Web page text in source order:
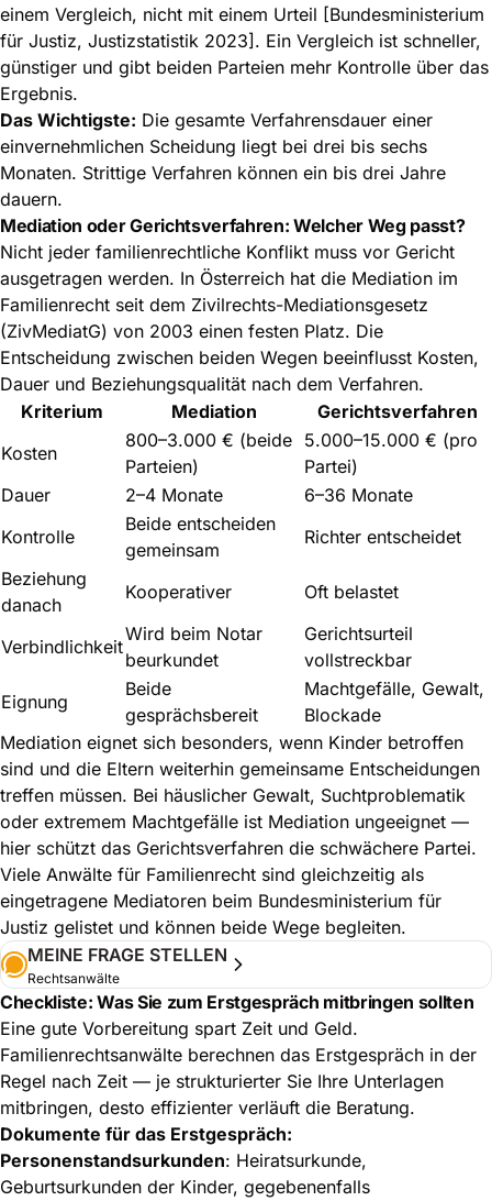
einem Vergleich, nicht mit einem Urteil [Bundesministerium
für Justiz, Justizstatistik 2023]. Ein Vergleich ist schneller,
günstiger und gibt beiden Parteien mehr Kontrolle über das
Ergebnis.
Das Wichtigste: Die gesamte Verfahrensdauer einer
einvernehmlichen Scheidung liegt bei drei bis sechs
Monaten. Strittige Verfahren können ein bis drei Jahre
dauern.
Mediation oder Gerichtsverfahren: Welcher Weg passt?
Nicht jeder familienrechtliche Konflikt muss vor Gericht
ausgetragen werden. In Österreich hat die Mediation im
Familienrecht seit dem Zivilrechts-Mediationsgesetz
(ZivMediatG) von 2003 einen festen Platz. Die
Entscheidung zwischen beiden Wegen beeinflusst Kosten,
Dauer und Beziehungsqualität nach dem Verfahren.
Kriterium
Mediation
Gerichtsverfahren
Kosten
800–3.000 € (beide
Parteien)
5.000–15.000 € (pro
Partei)
Dauer
2–4 Monate
6–36 Monate
Kontrolle
Beide entscheiden
gemeinsam
Richter entscheidet
Beziehung
danach
Kooperativer Oft belastet
Verbindlichkeit
Wird beim Notar
beurkundet
Gerichtsurteil
vollstreckbar
Eignung
Beide
gesprächsbereit
Machtgefälle, Gewalt,
Blockade
Mediation eignet sich besonders, wenn Kinder betroffen
sind und die Eltern weiterhin gemeinsame Entscheidungen
treffen müssen. Bei häuslicher Gewalt, Suchtproblematik
oder extremem Machtgefälle ist Mediation ungeeignet —
hier schützt das Gerichtsverfahren die schwächere Partei.
Viele Anwälte für Familienrecht sind gleichzeitig als
eingetragene Mediatoren beim Bundesministerium für
Justiz gelistet und können beide Wege begleiten.
MEINE FRAGE STELLEN
Rechtsanwälte
Checkliste: Was Sie zum Erstgespräch mitbringen sollten
Eine gute Vorbereitung spart Zeit und Geld.
Familienrechtsanwälte berechnen das Erstgespräch in der
Regel nach Zeit — je strukturierter Sie Ihre Unterlagen
mitbringen, desto effizienter verläuft die Beratung.
Dokumente für das Erstgespräch:
Personenstandsurkunden: Heiratsurkunde,
Geburtsurkunden der Kinder, gegebenenfalls